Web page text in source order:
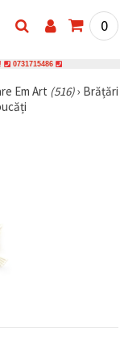
0
0731715486
Em Art (516)› Brățări